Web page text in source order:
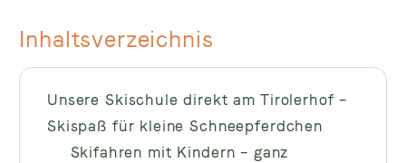
Inhaltsverzeichnis
Unsere Skischule direkt am Tirolerhof –
Skispaß für kleine Schneepferdchen
Skifahren mit Kindern – ganz